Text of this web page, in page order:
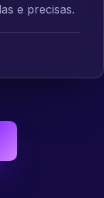
e precisas.